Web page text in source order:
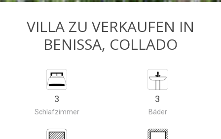
VILLA ZU VERKAUFEN IN
BENISSA, COLLADO
3
Schlafzimmer
3
Bäder